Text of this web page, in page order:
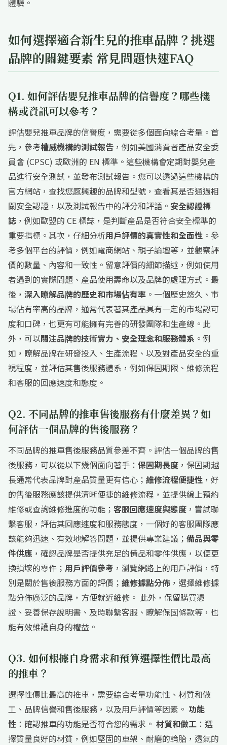
體驗。
如何選擇適合新生兒的推車品牌？挑選
品牌的關鍵要素 常見問題快速FAQ
Q1. 如何評估嬰兒推車品牌的信譽度？哪些機
構或資訊可以參考？
評估嬰兒推車品牌的信譽度，需要從多個面向綜合考量。首
先，參考權威機構的測試報告 ，例如美國消費者產品安全委
員會 (CPSC) 或歐洲的 EN 標準。這些機構會定期對嬰兒產
品進行安全測試，並發布測試報告。您可以透過這些機構的
官方網站，查找您感興趣的品牌和型號，查看其是否通過相
關安全認證，以及測試報告中的評分和評語。 安全認證標
誌 ，例如歐盟的 CE 標誌，是判斷產品是否符合安全標準的
重要指標。其次，仔細分析用戶評價的真實性和全面性 。參
考多個平台的評價，例如電商網站、親子論壇等，並觀察評
價的數量、內容和一致性。留意評價的細節描述，例如使用
者遇到的實際問題、產品使用壽命以及品牌的處理方式。最
後， 深入瞭解品牌的歷史和市場佔有率 。一個歷史悠久、市
場佔有率高的品牌，通常代表著其產品具有一定的市場認可
度和口碑，也更有可能擁有完善的研發團隊和生產線。此
外，可以關注品牌的技術實力、安全理念和服務體系 。例
如，瞭解品牌在研發投入、生產流程、以及對產品安全的重
視程度，並評估其售後服務體系，例如保固期限、維修流程
和客服的回應速度和態度。
Q2. 不同品牌的推車售後服務有什麼差異？如
何評估一個品牌的售後服務？
不同品牌的推車售後服務品質參差不齊。評估一個品牌的售
後服務，可以從以下幾個面向著手： 保固期長度 ，保固期越
長通常代表品牌對產品質量更有信心； 維修流程便捷性 ，好
的售後服務應該提供清晰便捷的維修流程，並提供線上預約
維修或查詢維修進度的功能； 客服回應速度與態度 ，嘗試聯
繫客服，評估其回應速度和服務態度，一個好的客服團隊應
該能夠迅速、有效地解答問題，並提供專業建議； 備品與零
件供應 ，確認品牌是否提供充足的備品和零件供應，以便更
換損壞的零件； 用戶評價參考 ，瀏覽網路上的用戶評價，特
別是關於售後服務方面的評價； 維修據點分佈 ，選擇維修據
點分佈廣泛的品牌，方便就近維修。 此外，保留購買憑
證、妥善保存說明書、及時聯繫客服、瞭解保固條款等，也
能有效維護自身的權益。
Q3. 如何根據自身需求和預算選擇性價比最高
的推車？
選擇性價比最高的推車，需要綜合考量功能性、材質和做
工、品牌信譽和售後服務，以及用戶評價等因素。 功能
性 ：確認推車的功能是否符合您的需求。 材質和做工 ：選
擇質量良好的材質，例如堅固的車架、耐磨的輪胎，透氣的